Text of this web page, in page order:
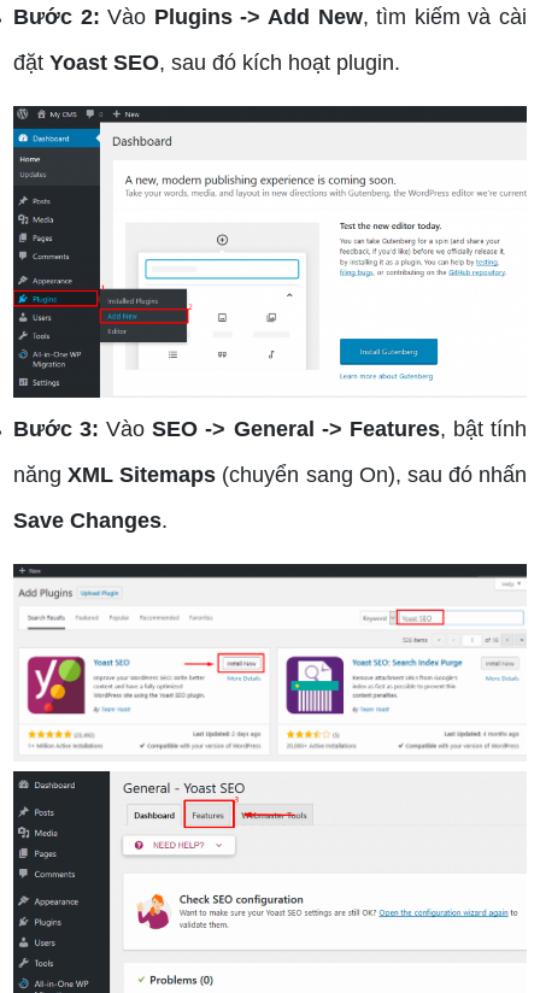
Bước 2: Vào Plugins -> Add New, tìm kiếm và cài
đặtYoast SEO, sau đó kích hoạt plugin.
Bước 3: VàoSEO -> General -> Features, bật tính
năngXML Sitemaps (chuyển sang On), sau đó nhấn
Save Changes.